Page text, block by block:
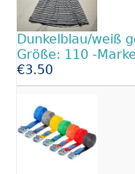
Dunkelblau/weiß
Größe: 110 -
€3.50